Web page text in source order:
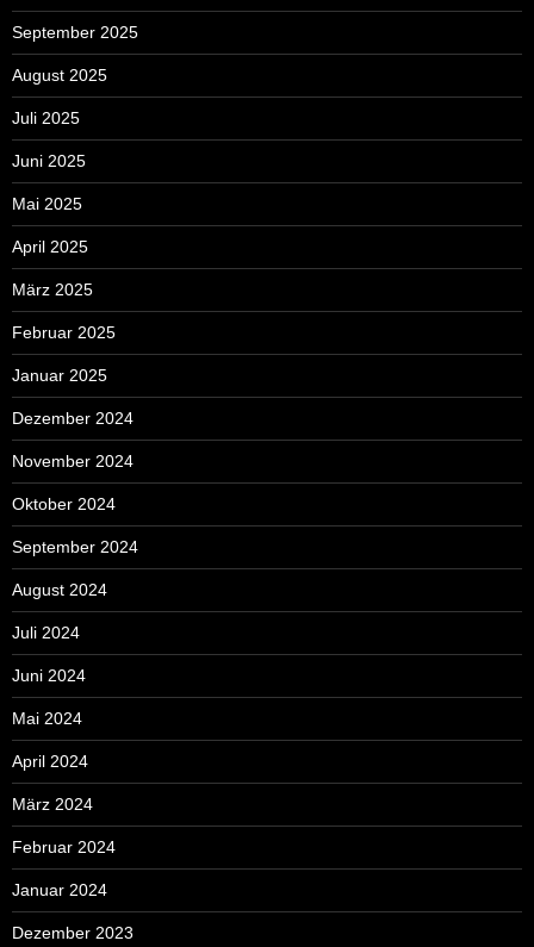
September 2025
August 2025
Juli 2025
Juni 2025
Mai 2025
April 2025
März 2025
Februar 2025
Januar 2025
Dezember 2024
November 2024
Oktober 2024
September 2024
August 2024
Juli 2024
Juni 2024
Mai 2024
April 2024
März 2024
Februar 2024
Januar 2024
Dezember 2023